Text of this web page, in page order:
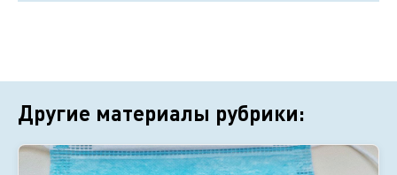
Другие материалы рубрики: